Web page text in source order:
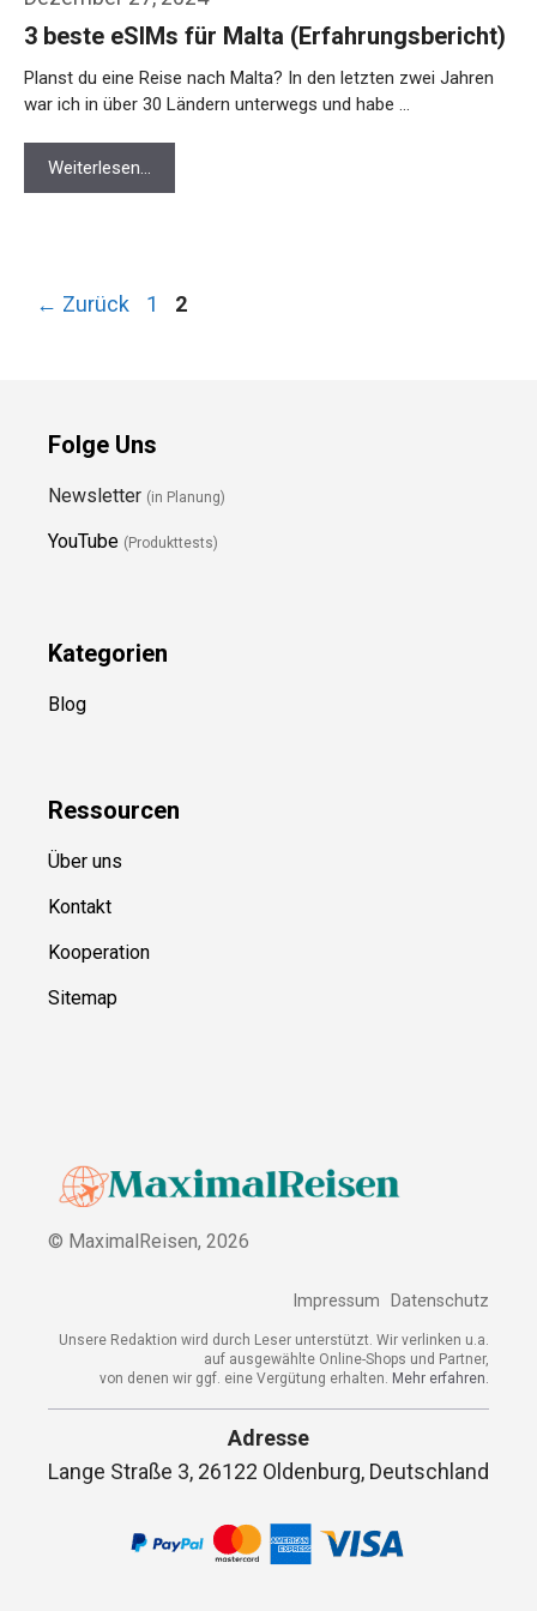
3 beste eSIMs für Malta (Erfahrungsbericht)
Planst du eine Reise nach Malta? In den letzten zwei Jahren
war ich in über 30 Ländern unterwegs und habe …
Weiterlesen…
← Zurück Seite
1 Seite
2
Folge Uns
Newsletter (in Planung)
YouTube (Produkttests)
Kategorien
Blog
Ressourcen
Über uns
Kontakt
Kooperation
Sitemap
© MaximalReisen, 2026
Impressum Datenschutz
Unsere Redaktion wird durch Leser unterstützt. Wir verlinken u.a.
auf ausgewählte Online-Shops und Partner,
von denen wir ggf. eine Vergütung erhalten. Mehr erfahren.
Adresse
Lange Straße 3, 26122 Oldenburg, Deutschland